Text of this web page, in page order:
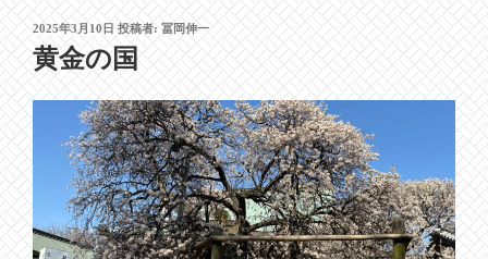
ス
キ
ッ
プ
投
稿
日:
2025年3月10日投稿者:冨岡伸一
黄金の国